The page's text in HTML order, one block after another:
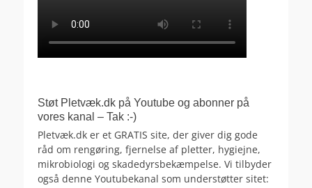
Støt Pletvæk.dk på Youtube og abonner på
vores kanal – Tak :-)
Pletvæk.dk er et GRATIS site, der giver dig gode
råd om rengøring, fjernelse af pletter, hygiejne,
mikrobiologi og skadedyrsbekæmpelse. Vi tilbyder
også denne Youtubekanal som understøtter sitet: